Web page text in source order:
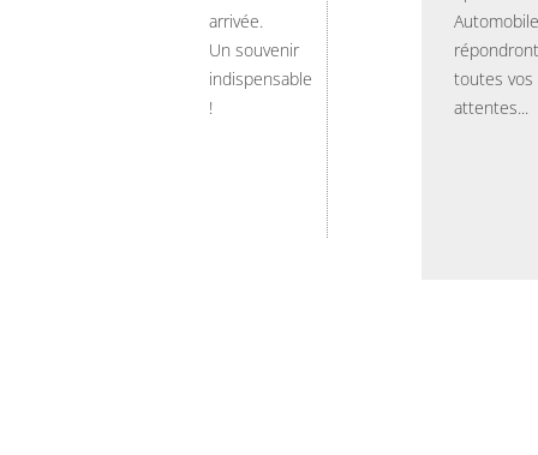
arrivée.
Un souvenir
indispensable
!
Automobile
toutes vos
attentes...